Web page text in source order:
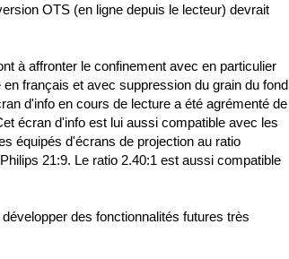
OTS (en ligne depuis le lecteur) devrait
à affronter le confinement avec en particulier
français et avec suppression du grain du fond
d'info en cours de lecture a été agrémenté de
écran d'info est lui aussi compatible avec les
équipés d'écrans de projection au ratio
21:9. Le ratio 2.40:1 est aussi compatible
des fonctionnalités futures très